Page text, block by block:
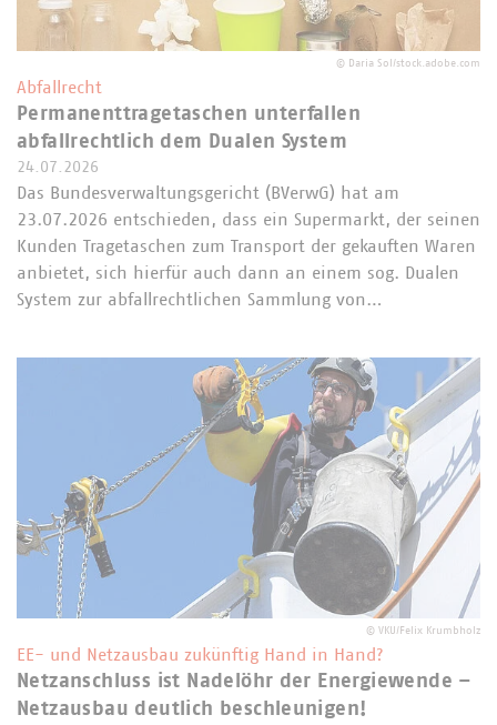
© Daria Sol/stock.adobe.com
Abfallrecht
Permanenttragetaschen unterfallen
abfallrechtlich dem Dualen System
24.07.2026
Das Bundesverwaltungsgericht (BVerwG) hat am
23.07.2026 entschieden, dass ein Supermarkt, der seinen
Kunden Tragetaschen zum Transport der gekauften Waren
anbietet, sich hierfür auch dann an einem sog. Dualen
System zur abfallrechtlichen Sammlung von…
© VKU/Felix Krumbholz
EE- und Netzausbau zukünftig Hand in Hand?
Netzanschluss ist Nadelöhr der Energiewende –
Netzausbau deutlich beschleunigen!